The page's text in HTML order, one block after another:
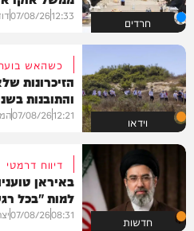
חרדים 12:33
07/08/26
וידאו
כשהאש
הזיכרונות
והתובנות
12:21
07/08/26
חדשות
דיווח דרמטי
באיראן
למות "בכל
08:31
07/08/26